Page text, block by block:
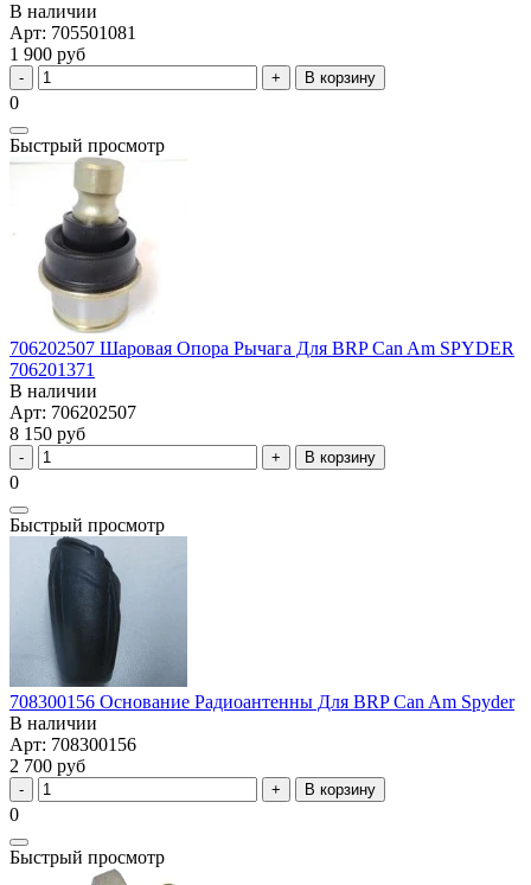
В наличии
Арт: 705501081
1 900 руб
В корзину
0
Быстрый просмотр
706202507 Шаровая Опора Рычага Для BRP Can Am SPYDER
706201371
В наличии
Арт: 706202507
8 150 руб
В корзину
0
Быстрый просмотр
708300156 Основание Радиоантенны Для BRP Can Am Spyder
В наличии
Арт: 708300156
2 700 руб
В корзину
0
Быстрый просмотр